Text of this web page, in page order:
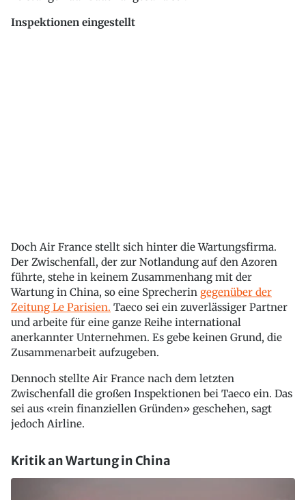
Inspektionen eingestellt
Doch Air France stellt sich hinter die Wartungsfirma.
Der Zwischenfall, der zur Notlandung auf den Azoren
führte, stehe in keinem Zusammenhang mit der
Wartung in China, so eine Sprecherin gegenüber der
Zeitung Le Parisien. Taeco sei ein zuverlässiger Partner
und arbeite für eine ganze Reihe international
anerkannter Unternehmen. Es gebe keinen Grund, die
Zusammenarbeit aufzugeben.
Dennoch stellte Air France nach dem letzten
Zwischenfall die großen Inspektionen bei Taeco ein. Das
sei aus «rein finanziellen Gründen» geschehen, sagt
jedoch Airline.
Kritik an Wartung in China